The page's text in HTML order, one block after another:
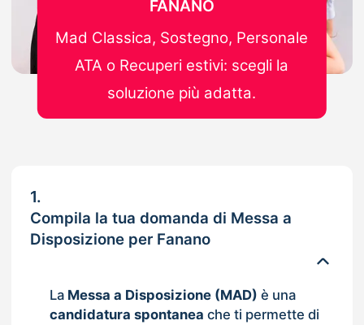
1.
Compila la tua domanda di Messa a
Disposizione per Fanano
La Messa a Disposizione (MAD) è una
candidatura spontanea che ti permette di
FANANO
Mad Classica, Sostegno, Personale
ATA o Recuperi estivi: scegli la
soluzione più adatta.